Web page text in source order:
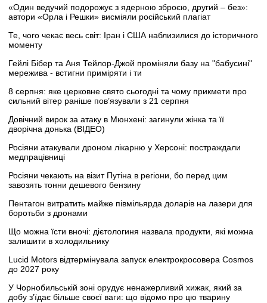
«Один ведучий подорожує з ядерною зброєю, другий – без»:
автори «Орла і Решки» висміяли російський плагіат
Те, чого чекає весь світ: Іран і США наблизилися до історичного
моменту
Гейлі Бібер та Аня Тейлор-Джой проміняли базу на "бабусині"
мережива - встигни приміряти і ти
8 серпня: яке церковне свято сьогодні та чому прикмети про
сильний вітер раніше пов’язували з 21 серпня
Довічний вирок за атаку в Мюнхені: загинули жінка та її
дворічна донька (ВІДЕО)
Росіяни атакували дроном лікарню у Херсоні: постраждали
медпрацівниці
Росіяни чекають на візит Путіна в регіони, бо перед цим
завозять тонни дешевого бензину
Пентагон витратить майже півмільярда доларів на лазери для
боротьби з дронами
Що можна їсти вночі: дієтологиня назвала продукти, які можна
залишити в холодильнику
Lucid Motors відтермінувала запуск електрокросовера Cosmos
до 2027 року
У Чорнобильській зоні орудує ненажерливий хижак, який за
добу з’їдає більше своєї ваги: що відомо про цю тварину